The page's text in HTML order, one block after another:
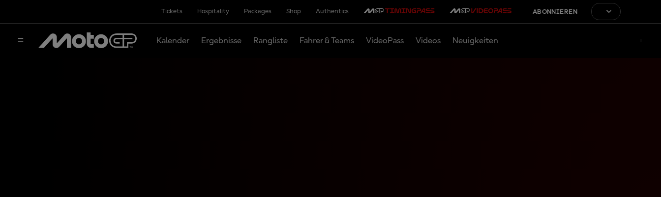
Tickets Hospitality Packages Shop Authentics ABONNIEREN
Kalender Ergebnisse Rangliste Fahrer & Teams VideoPass Videos Neuigkeiten